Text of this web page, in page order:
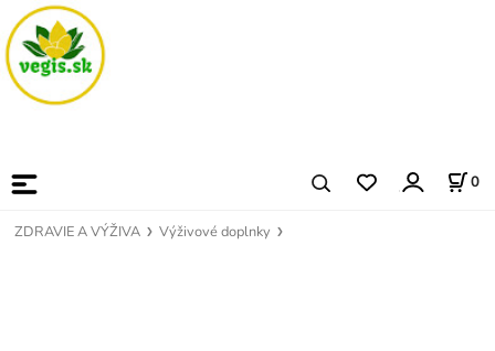
0
ZDRAVIE A VÝŽIVA Výživové doplnky